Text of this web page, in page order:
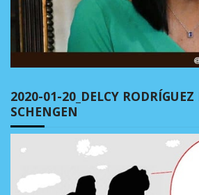
2020-01-20_DELCY RODRÍGUEZ
SCHENGEN